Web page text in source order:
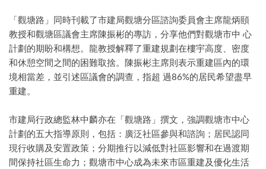
「觀塘路」同時刊載了市建局觀塘分區諮詢委員會主席龍炳頤
教授和觀塘區議會主席陳振彬的專訪，分享他們對觀塘市中 心
計劃的期盼和構想。龍教授解釋了重建規劃在樓宇高度、密度
和休憩空間之間的困難取捨。陳振彬主席則表示重建區內的環
境相當差，並引述區議會的調查，指超 過86%的居民希望盡早
重建。
市建局行政總監林中麟亦在「觀塘路」撰文，強調觀塘市中心
計劃的五大指導原則，包括：廣泛社區參與和諮詢；居民認同
現行收購及安置政策；分期推行以減低對社區影響和在過渡期
間保持社區生命力；觀塘市中心成為未來市區重建及優化生活